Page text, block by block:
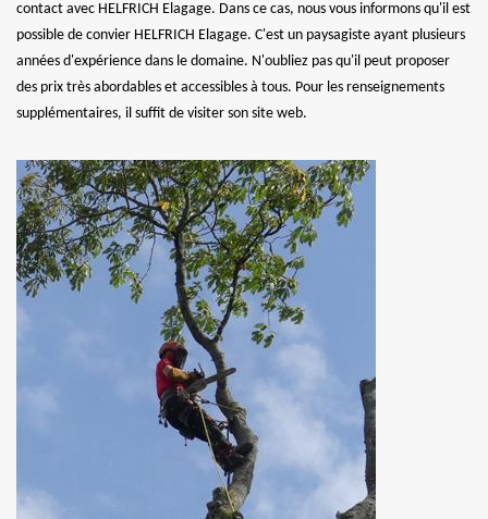
contact avec HELFRICH Elagage. Dans ce cas, nous vous informons qu'il est
possible de convier HELFRICH Elagage. C'est un paysagiste ayant plusieurs
années d'expérience dans le domaine. N'oubliez pas qu'il peut proposer
des prix très abordables et accessibles à tous. Pour les renseignements
supplémentaires, il suffit de visiter son site web.